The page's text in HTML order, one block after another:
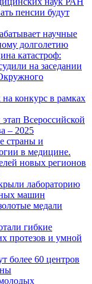
пенсии будут
научные
долголетию
катастроф:
на заседании
конкурс в рамках
Всероссийской
– 2025
страны и
в медицине.
новых регионов
лабораторию
машин
медали
гибкие
протезов и умной
более 60 центров